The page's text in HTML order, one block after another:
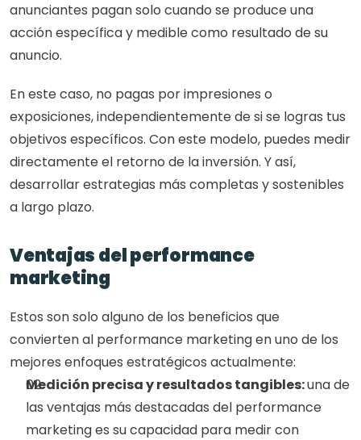
anunciantes pagan solo cuando se produce una
acción específica y medible como resultado de su
anuncio.
En este caso, no pagas por impresiones o
exposiciones, independientemente de si se logras tus
objetivos específicos. Con este modelo, puedes medir
directamente el retorno de la inversión. Y así,
desarrollar estrategias más completas y sostenibles
a largo plazo.
Ventajas del performance
marketing
Estos son solo alguno de los beneficios que
convierten al performance marketing en uno de los
mejores enfoques estratégicos actualmente:
Medición precisa y resultados tangibles: una de
las ventajas más destacadas del performance
marketing es su capacidad para medir con